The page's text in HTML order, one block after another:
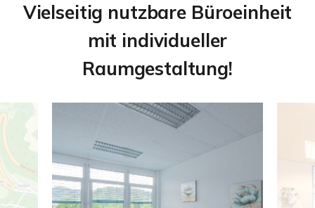
Vielseitig nutzbare Büroeinheit
mit individueller
Raumgestaltung!